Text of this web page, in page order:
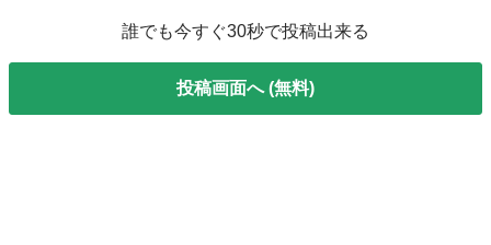
誰でも今すぐ30秒で投稿出来る
投稿画面へ (無料)